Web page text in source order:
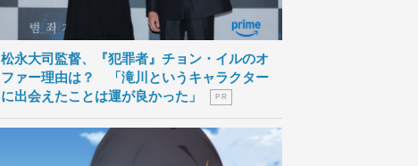
松永大司監督、『犯罪者』チョン・イルのオ
ファー理由は？ 「滝川というキャラクター
に出会えたことは運が良かった」
P R